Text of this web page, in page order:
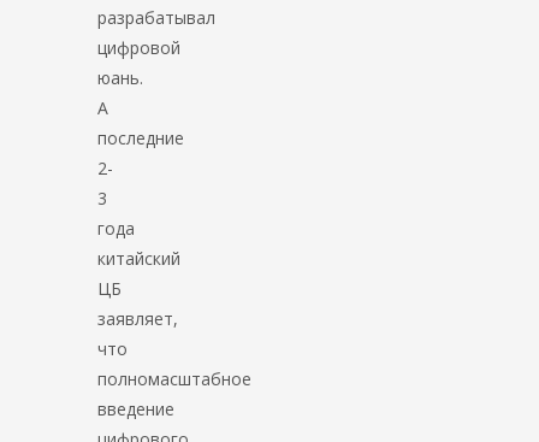
разрабатывал
цифровой
юань.
А
последние
2-
3
года
китайский
ЦБ
заявляет,
что
полномасштабное
введение